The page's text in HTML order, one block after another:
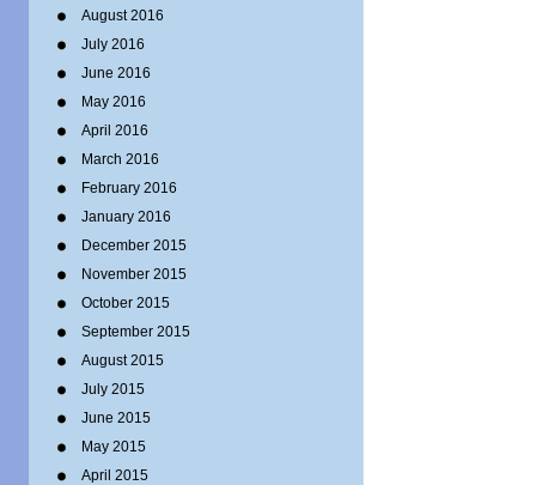
August 2016
July 2016
June 2016
May 2016
April 2016
March 2016
February 2016
January 2016
December 2015
November 2015
October 2015
September 2015
August 2015
July 2015
June 2015
May 2015
April 2015